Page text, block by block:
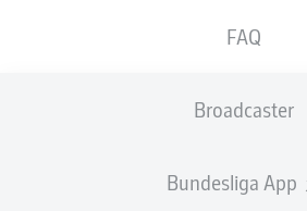
FAQ
Broadcaster
Bundesliga App
: Niclas Füllkrug
Schnellster Spieler des Spiels: